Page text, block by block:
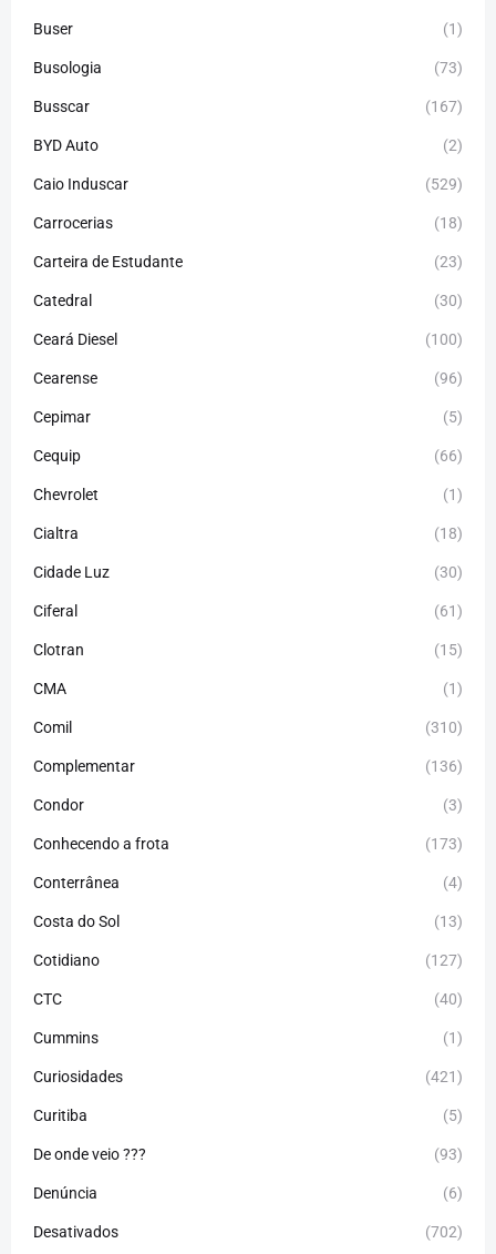
Buser (1)
Busologia (73)
Busscar (167)
BYD Auto (2)
Caio Induscar (529)
Carrocerias (18)
Carteira de Estudante (23)
Catedral (30)
Ceará Diesel (100)
Cearense (96)
Cepimar (5)
Cequip (66)
Chevrolet (1)
Cialtra (18)
Cidade Luz (30)
Ciferal (61)
Clotran (15)
CMA (1)
Comil (310)
Complementar (136)
Condor (3)
Conhecendo a frota (173)
Conterrânea (4)
Costa do Sol (13)
Cotidiano (127)
CTC (40)
Cummins (1)
Curiosidades (421)
Curitiba (5)
De onde veio ??? (93)
Denúncia (6)
Desativados (702)